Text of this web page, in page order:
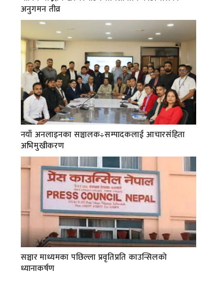
अनुगमन तीव्र
नयाँ अनलाइनका सञ्चालक÷सम्पादकलाई आचारसंहिता
अभिमुखीकरण
सञ्चार माध्यमका पछिल्ला प्रवृतिप्रति काउन्सिलको
ध्यानाकर्षण